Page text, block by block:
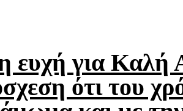
ευχή για Καλή
ότι του